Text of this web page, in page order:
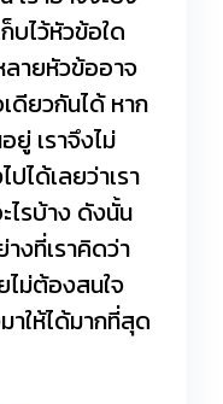
บไว้หัวข้อใด
ายหัวข้ออาจ
ดียวกันได้ หาก
เราจึงไม่
ได้เลยว่าเรา
ไรบ้าง ดังนั้น
งที่เราคิดว่า
ไม่ต้องสนใจ
ให้ได้มากที่สุด